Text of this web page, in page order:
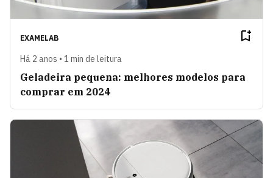
EXAMELAB
Há 2 anos • 1 min de leitura
Geladeira pequena: melhores modelos para
comprar em 2024